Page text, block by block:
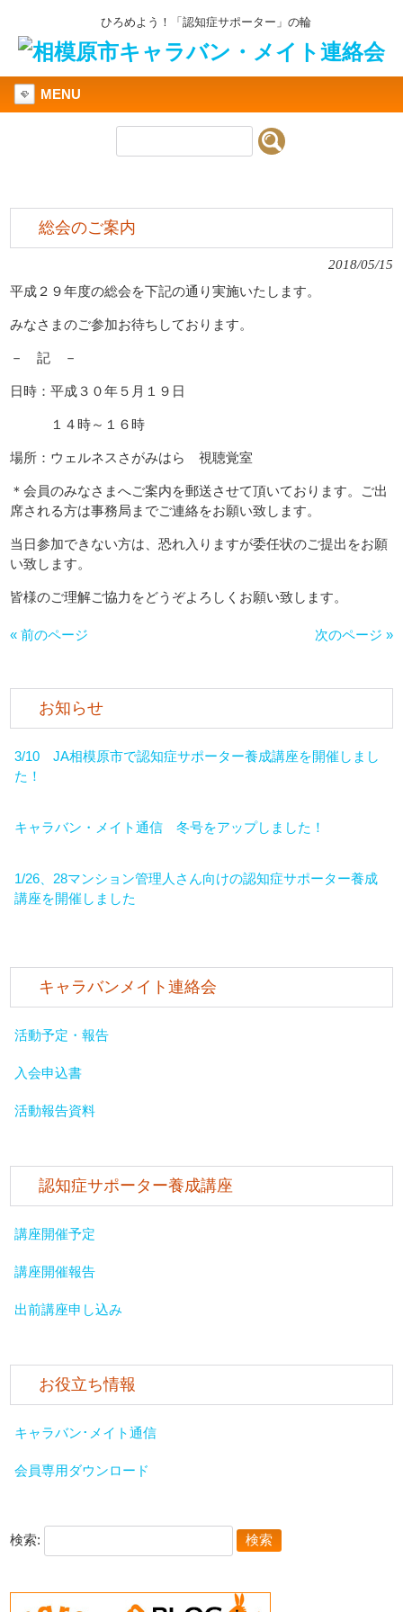
ひろめよう！「認知症サポーター」の輪
MENU
総会のご案内
2018/05/15
平成２９年度の総会を下記の通り実施いたします。
みなさまのご参加お待ちしております。
－ 記 －
日時：平成３０年５月１９日
１４時～１６時
場所：ウェルネスさがみはら 視聴覚室
＊会員のみなさまへご案内を郵送させて頂いております。ご出
席される方は事務局までご連絡をお願い致します。
当日参加できない方は、恐れ入りますが委任状のご提出をお願
い致します。
皆様のご理解ご協力をどうぞよろしくお願い致します。
« 前のページ 次のページ »
お知らせ
3/10 JA相模原市で認知症サポーター養成講座を開催しまし
た！
キャラバン・メイト通信 冬号をアップしました！
1/26、28マンション管理人さん向けの認知症サポーター養成
講座を開催しました
キャラバンメイト連絡会
活動予定・報告
入会申込書
活動報告資料
認知症サポーター養成講座
講座開催予定
講座開催報告
出前講座申し込み
お役立ち情報
キャラバン･メイト通信
会員専用ダウンロード
検索: